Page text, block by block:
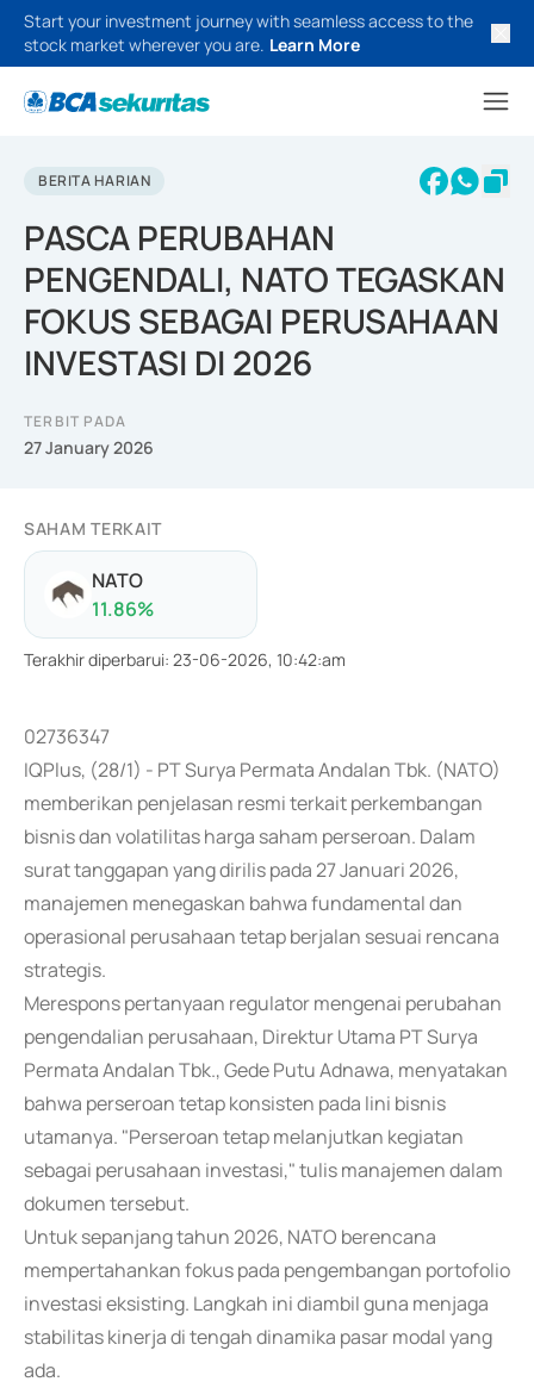
Start your investment journey with seamless access to the
stock market wherever you are. Learn More
BERITA HARIAN
PASCA PERUBAHAN
PENGENDALI, NATO TEGASKAN
FOKUS SEBAGAI PERUSAHAAN
INVESTASI DI 2026
TERBIT PADA
27 January 2026
SAHAM TERKAIT
NATO
11.86%
Terakhir diperbarui: 23-06-2026, 10:42:am
02736347
IQPlus, (28/1) - PT Surya Permata Andalan Tbk. (NATO)
memberikan penjelasan resmi terkait perkembangan
bisnis dan volatilitas harga saham perseroan. Dalam
surat tanggapan yang dirilis pada 27 Januari 2026,
manajemen menegaskan bahwa fundamental dan
operasional perusahaan tetap berjalan sesuai rencana
strategis.
Merespons pertanyaan regulator mengenai perubahan
pengendalian perusahaan, Direktur Utama PT Surya
Permata Andalan Tbk., Gede Putu Adnawa, menyatakan
bahwa perseroan tetap konsisten pada lini bisnis
utamanya. "Perseroan tetap melanjutkan kegiatan
sebagai perusahaan investasi," tulis manajemen dalam
dokumen tersebut.
Untuk sepanjang tahun 2026, NATO berencana
mempertahankan fokus pada pengembangan portofolio
investasi eksisting. Langkah ini diambil guna menjaga
stabilitas kinerja di tengah dinamika pasar modal yang
ada.